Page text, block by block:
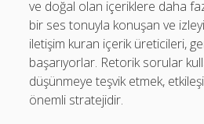
ve doğal olan içeriklere daha
bir ses tonuyla konuşan ve
iletişim kuran içerik üreticileri,
başarıyorlar. Retorik sorular
düşünmeye teşvik etmek,
önemli stratejidir.